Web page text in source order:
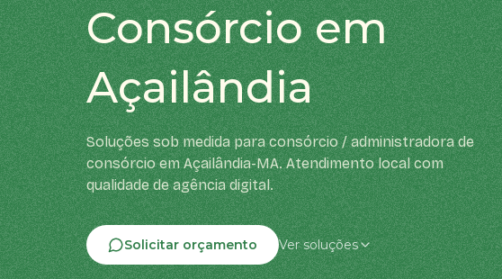
Consórcio em
Açailândia
Soluções sob medida para consórcio / administradora de
consórcio em Açailândia-MA. Atendimento local com
qualidade de agência digital.
Solicitar orçamento Ver soluções